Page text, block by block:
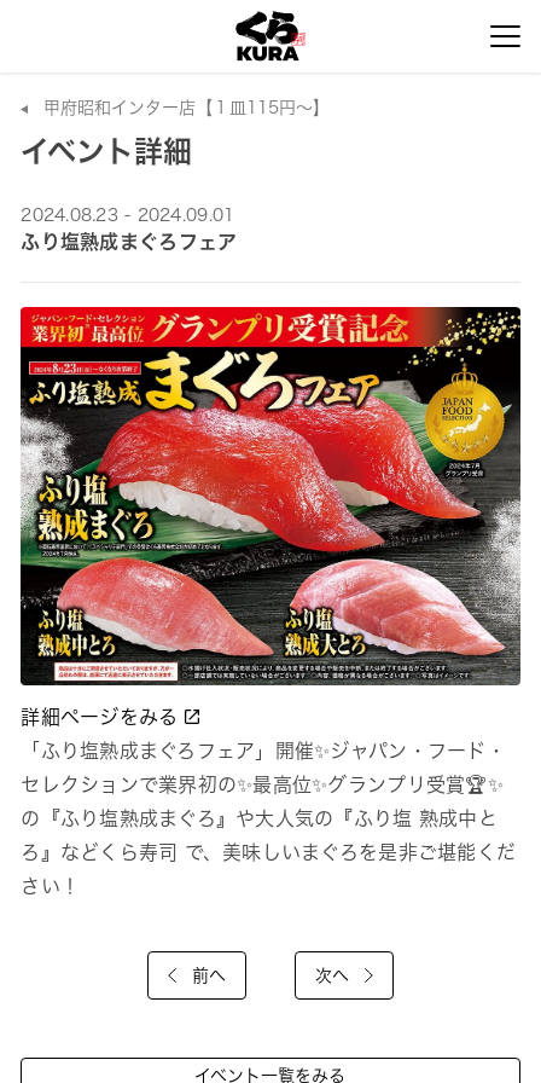
甲府昭和インター店【１皿115円～】
イベント詳細
2024.08.23 - 2024.09.01
ふり塩熟成まぐろフェア
詳細ページをみる
「ふり塩熟成まぐろフェア」開催✨ジャパン・フード・
セレクションで業界初の✨最高位✨グランプリ受賞🏆✨
の『ふり塩熟成まぐろ』や大人気の『ふり塩 熟成中と
ろ』などくら寿司 で、美味しいまぐろを是非ご堪能くだ
さい！
前へ 次へ
イベント一覧をみる